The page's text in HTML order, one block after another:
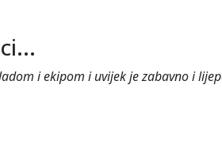
i ekipom i uvijek je zabavno i